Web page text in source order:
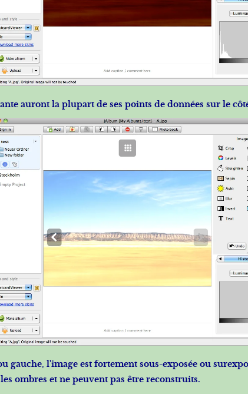
auront la plupart de ses points de données sur le
l'image est fortement sous-exposée ou
ombres et ne peuvent pas être reconstruits.